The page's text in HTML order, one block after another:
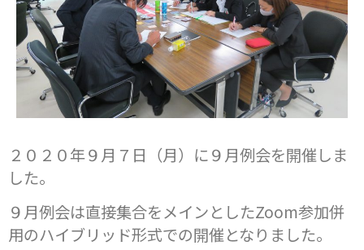
２０２０年９月７日（月）に９月例会を開催しま
した。
９月例会は直接集合をメインとしたZoom参加併
用のハイブリッド形式での開催となりました。